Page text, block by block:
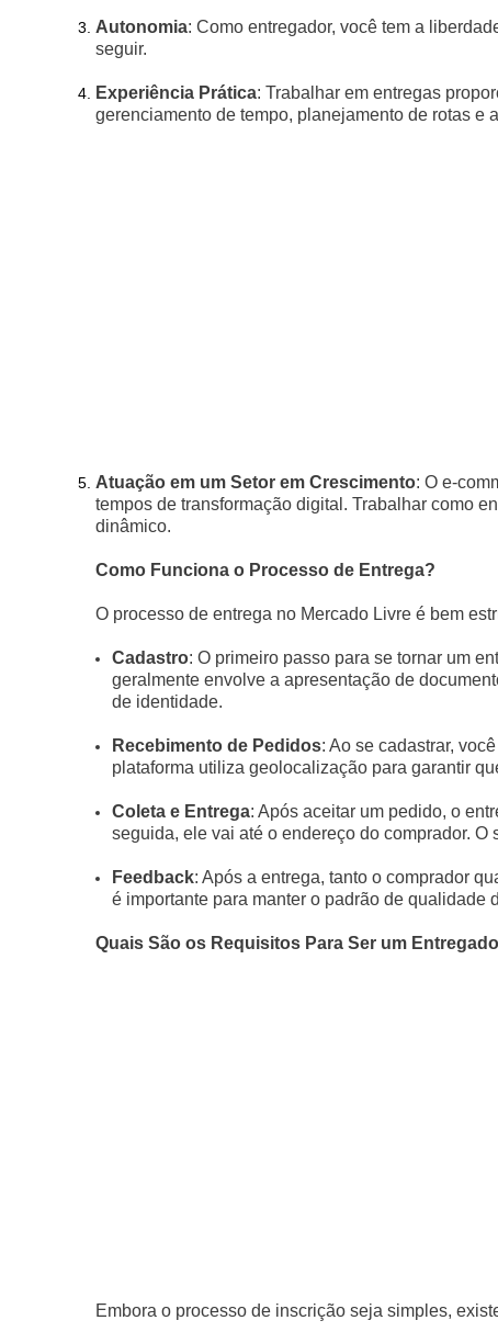
Autonomia: Como entregador, você tem a
seguir.
Experiência Prática: Trabalhar em entregas
gerenciamento de tempo, planejamento de rotas e
Atuação em um Setor em Crescimento: O e-
tempos de transformação digital. Trabalhar como
dinâmico.
Como Funciona o Processo de Entrega?
O processo de entrega no Mercado Livre é bem
Cadastro: O primeiro passo para se tornar um
geralmente envolve a apresentação de
de identidade.
Recebimento de Pedidos: Ao se cadastrar,
plataforma utiliza geolocalização para garantir
Coleta e Entrega: Após aceitar um pedido, o
seguida, ele vai até o endereço do comprador.
Feedback: Após a entrega, tanto o comprador
é importante para manter o padrão de qualidade
Quais São os Requisitos Para Ser um
Embora o processo de inscrição seja simples,